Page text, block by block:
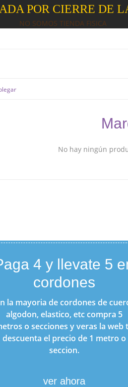
POR CIERRE DE
NO SOMOS TIENDA FISICA
No hay ningún
4 y llevate 5
cordones
la mayoria de cordones de
algodon, elastico, etc compra 5
o secciones y veras la web
descuenta el precio de 1 metro o
seccion.
ver ahora